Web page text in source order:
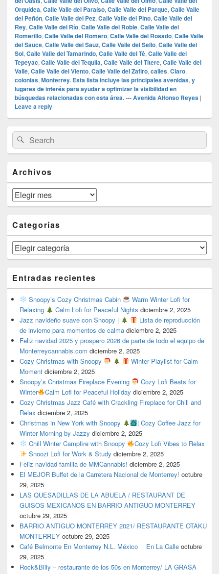
Orquídea, Calle Valle del Paraíso, Calle Valle del Parque, Calle Valle
del Peñón, Calle Valle del Pez, Calle Valle del Pino, Calle Valle del
Rey, Calle Valle del Río, Calle Valle del Roble, Calle Valle del
Romerillo, Calle Valle del Romero, Calle Valle del Rosado, Calle Valle
del Sauce, Calle Valle del Sauz, Calle Valle del Sello, Calle Valle del
Sol, Calle Valle del Tamarindo, Calle Valle del Té, Calle Valle del
Tepeyac, Calle Valle del Tequila, Calle Valle del Títere, Calle Valle del
Valle, Calle Valle del Viento, Calle Valle del Zafiro, calles, Claro,
colonias, Monterrey. Esta lista incluye las principales avenidas, y
lugares de interés para ayudar a optimizar la visibilidad en
búsquedas relacionadas con esta área. --- Avenida Alfonso Reyes |
Leave a reply
Primary
Sidebar
Widget
Area
Search
for:
Search
Archivos
Archivos
Categorías
Categorías
Entradas recientes
Snoopy’s Cozy Christmas Cabin
Warm Winter Lofi for
Relaxing
Calm Lofi for Peaceful Nights diciembre 2, 2025
Jazz navideño suave con Snoopy |
Lista de reproducción
de invierno para momentos de calma diciembre 2, 2025
Feliz navidad 2025 y prospero 2026 de parte de todo el equipo de
Monterreycannabis.com diciembre 2, 2025
Cozy Christmas with Snoopy
Winter Playlist for Calm
Moment diciembre 2, 2025
Snoopy’s Christmas Fireplace Evening
Cozy Lofi Beats for
Winter
Calm Lofi for Peaceful Holiday diciembre 2, 2025
Cozy Christmas Jazz Café with Crackling Fireplace for Chill and
Relax diciembre 2, 2025
Christmas in New York with Snoopy
| Cozy Coffee Jazz for
Winter Morning by Jazzy diciembre 2, 2025
Chill Winter Campfire with Snoopy
Cozy Lofi Vibes to Relax
Snoozi Lofi for Work & Study diciembre 2, 2025
Feliz navidad familia de MMCannabis! diciembre 2, 2025
El MEJOR Buffet de la Carretera Nacional de Monterrey! octubre
29, 2025
LAS QUESADILLAS DE LA ABUELA / RESTAURANT DE
GUISOS MEXICANOS EN BARRIO ANTIGUO MONTERREY
octubre 29, 2025
BARRIO ANTIGUO MONTERREY 2021/ RESTAURANTE OTAKU
MONTERREY octubre 29, 2025
Café Belmonte En Monterrey N.L. México ｜En La Calle octubre
29, 2025
Rock&Billy – restaurante de los 50s en Monterrey/ LA GRASA